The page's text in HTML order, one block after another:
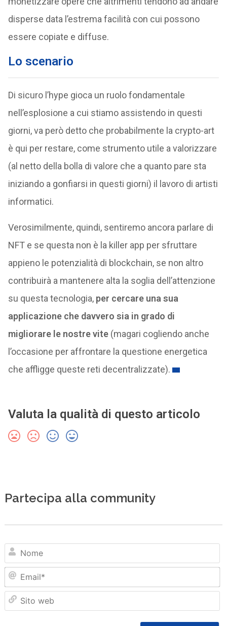
disperse data l’estrema facilità con cui possono
essere copiate e diffuse.
Lo scenario
Di sicuro l’hype gioca un ruolo fondamentale
nell’esplosione a cui stiamo assistendo in questi
giorni, va però detto che probabilmente la crypto-art
è qui per restare, come strumento utile a valorizzare
(al netto della bolla di valore che a quanto pare sta
iniziando a gonfiarsi in questi giorni) il lavoro di artisti
informatici.
Verosimilmente, quindi, sentiremo ancora parlare di
NFT e se questa non è la killer app per sfruttare
appieno le potenzialità di blockchain, se non altro
contribuirà a mantenere alta la soglia dell’attenzione
su questa tecnologia, per cercare una sua
applicazione che davvero sia in grado di
migliorare le nostre vite(magari cogliendo anche
l’occasione per affrontare la questione energetica
che affligge queste reti decentralizzate).
Valuta la qualità di questo articolo
Partecipa alla community